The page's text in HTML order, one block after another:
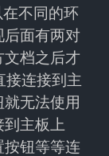
不同的环
后面有两对
文档之后才
连接到主
无法使用
主板上
钮等等连